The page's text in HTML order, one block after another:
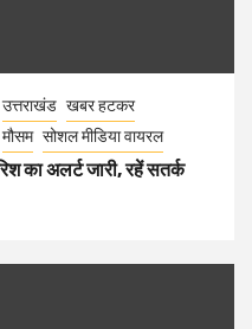
उत्तराखंड खबर हटकर
मौसम सोशल मीडिया वायरल
का अलर्ट जारी, रहें सतर्क